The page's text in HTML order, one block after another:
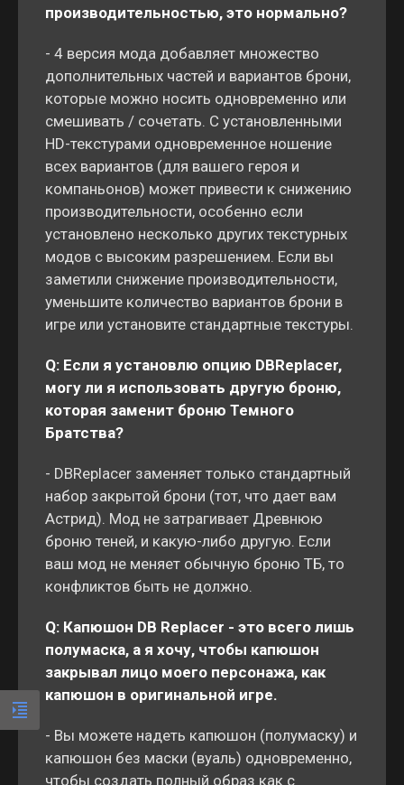
производительностью, это нормально?
- 4 версия мода добавляет множество
дополнительных частей и вариантов брони,
которые можно носить одновременно или
смешивать / сочетать. С установленными
HD-текстурами одновременное ношение
всех вариантов (для вашего героя и
компаньонов) может привести к снижению
производительности, особенно если
установлено несколько других текстурных
модов с высоким разрешением. Если вы
заметили снижение производительности,
уменьшите количество вариантов брони в
игре или установите стандартные текстуры.
Q: Если я установлю опцию DBReplacer,
могу ли я использовать другую броню,
которая заменит броню Темного
Братства?
- DBReplacer заменяет только стандартный
набор закрытой брони (тот, что дает вам
Астрид). Мод не затрагивает Древнюю
броню теней, и какую-либо другую. Если
ваш мод не меняет обычную броню ТБ, то
конфликтов быть не должно.
Q: Капюшон DB Replacer - это всего лишь
полумаска, а я хочу, чтобы капюшон
закрывал лицо моего персонажа, как
капюшон в оригинальной игре.
- Вы можете надеть капюшон (полумаску) и
капюшон без маски (вуаль) одновременно,
чтобы создать полный образ как с